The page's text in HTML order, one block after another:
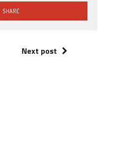
SHARE
Next post